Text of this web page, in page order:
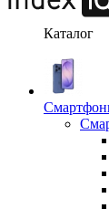
Каталог